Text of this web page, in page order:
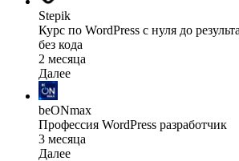
Stepik
Курс по WordPress с нуля до
без кода
2 месяца
Далее
beONmax
Профессия WordPress разработчик
3 месяца
Далее